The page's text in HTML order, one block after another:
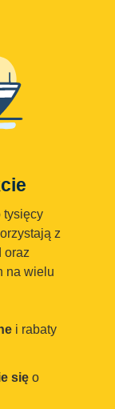
tysięcy
z
oraz
na wielu
i rabaty
się o